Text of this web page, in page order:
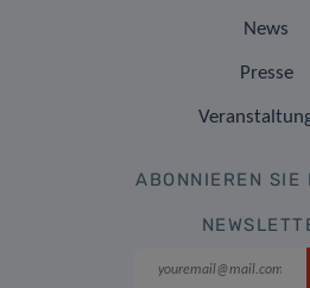
News
Presse
ABONNIEREN SIE